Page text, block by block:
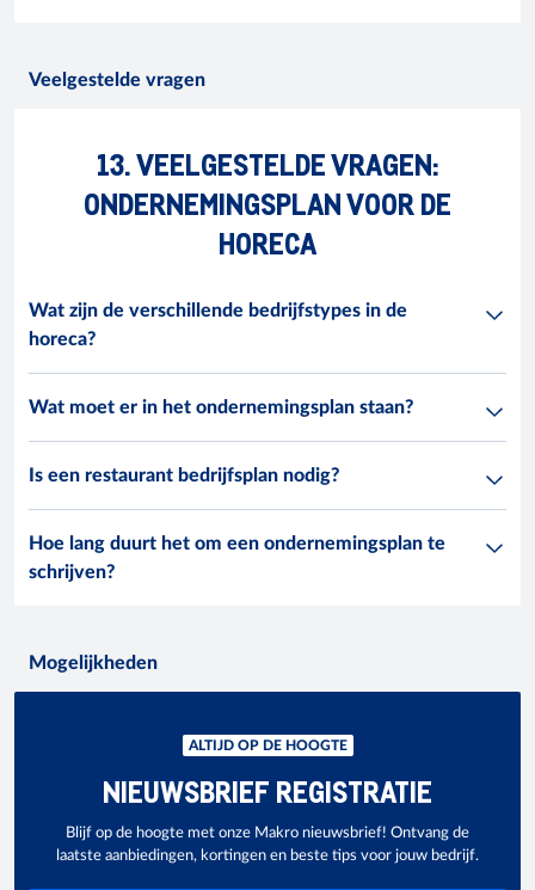
Veelgestelde vragen
13. VEELGESTELDE VRAGEN:
ONDERNEMINGSPLAN VOOR DE
HORECA
Wat zijn de verschillende bedrijfstypes in de
horeca?
Wat moet er in het ondernemingsplan staan?
Is een restaurant bedrijfsplan nodig?
Hoe lang duurt het om een ondernemingsplan te
schrijven?
Mogelijkheden
ALTIJD OP DE HOOGTE
NIEUWSBRIEF REGISTRATIE
Blijf op de hoogte met onze Makro nieuwsbrief! Ontvang de
laatste aanbiedingen, kortingen en beste tips voor jouw bedrijf.